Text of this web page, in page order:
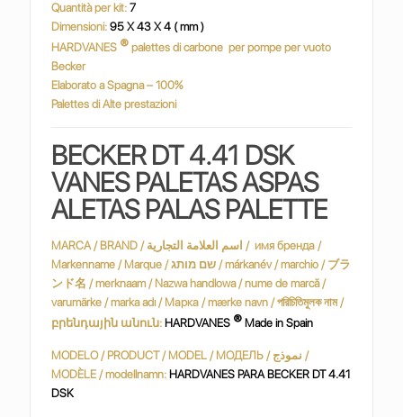
Quantità per kit: 7
Dimensioni:95 X 43 X 4 ( mm )
HARDVANES ® palettes di carbone per pompe per vuoto
Becker
Elaborato a Spagna – 100%
Palettes di Alte prestazioni
BECKER DT 4.41 DSK
VANES PALETAS ASPAS
ALETAS PALAS PALETTE
MARCA / BRAND / اسم العلامة التجارية / имя бренда /
Markenname / Marque / שם מותג / márkanév / marchio / ブラ
ンド名 / merknaam / Nazwa handlowa / nume de marcă /
varumärke / marka adı / Марка / mærke navn / পরিচিতিমুলক নাম /
բրենդային անուն: HARDVANES ® Made in Spain
MODELO / PRODUCT / MODEL / МОДЕЛЬ / نموذج /
MODÈLE / modellnamn: HARDVANES PARA BECKER DT 4.41
DSK